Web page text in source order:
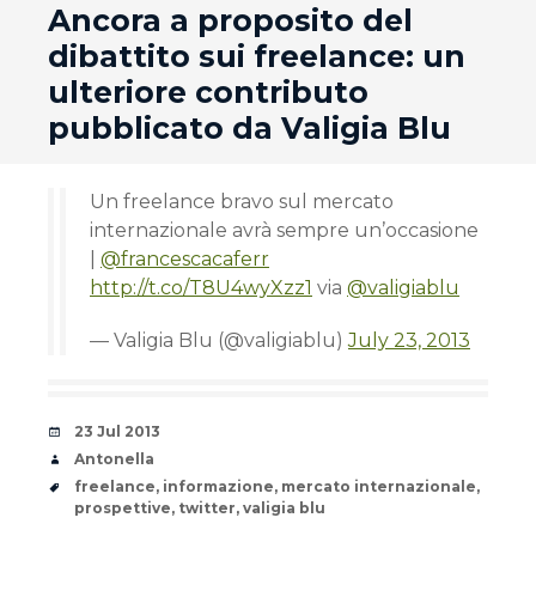
Ancora a proposito del
dibattito sui freelance: un
ulteriore contributo
pubblicato da Valigia Blu
Un freelance bravo sul mercato
internazionale avrà sempre un’occasione
@francescacaferr
http://t.co/T8U4wyXzz1 via @valigiablu
— Valigia Blu (@valigiablu)July 23, 2013
Date
23 Jul 2013
Author
Antonella
Tags
freelance, informazione, mercato internazionale,
prospettive, twitter, valigia blu